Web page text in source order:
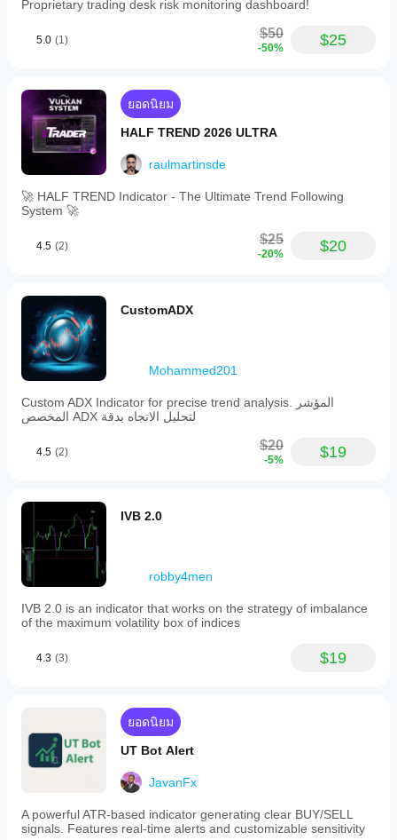
Proprietary trading desk risk monitoring dashboard!
5.0 (1) $50
-50% $25
ยอดนิยม
HALF TREND 2026 ULTRA
raulmartinsde
🚀 HALF TREND Indicator - The Ultimate Trend Following
System 🚀
4.5 (2) $25
-20% $20
CustomADX
Mohammed201
Custom ADX Indicator for precise trend analysis. المؤشر
المخصص ADX لتحليل الاتجاه بدقة
4.5 (2) $20
-5% $19
IVB 2.0
robby4men
IVB 2.0 is an indicator that works on the strategy of imbalance
of the maximum volatility box of indices
4.3 (3) $19
ยอดนิยม
UT Bot Alert
JavanFx
A powerful ATR-based indicator generating clear BUY/SELL
signals. Features real-time alerts and customizable sensitivity